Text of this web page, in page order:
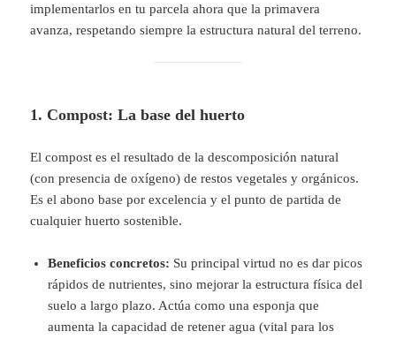
implementarlos en tu parcela ahora que la primavera
avanza, respetando siempre la estructura natural del terreno.
1. Compost: La base del huerto
El compost es el resultado de la descomposición natural
(con presencia de oxígeno) de restos vegetales y orgánicos.
Es el abono base por excelencia y el punto de partida de
cualquier huerto sostenible.
Beneficios concretos: Su principal virtud no es dar picos
rápidos de nutrientes, sino mejorar la estructura física del
suelo a largo plazo. Actúa como una esponja que
aumenta la capacidad de retener agua (vital para los